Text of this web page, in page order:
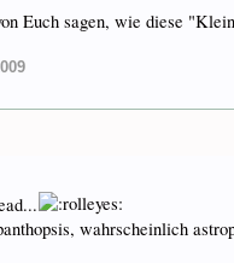
Euch sagen, wie diese
wahrscheinlich